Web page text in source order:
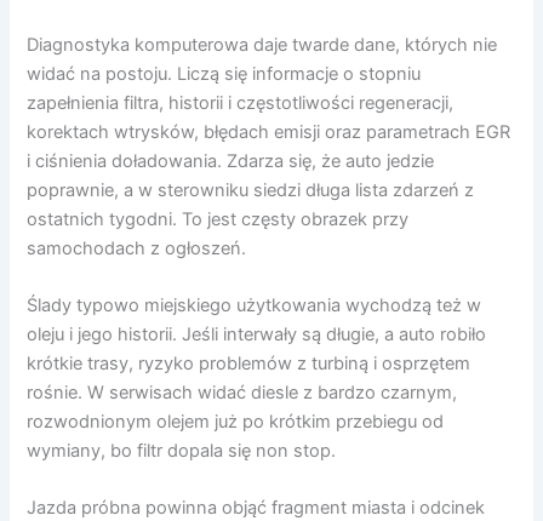
Diagnostyka komputerowa daje twarde dane, których nie
widać na postoju. Liczą się informacje o stopniu
zapełnienia filtra, historii i częstotliwości regeneracji,
korektach wtrysków, błędach emisji oraz parametrach EGR
i ciśnienia doładowania. Zdarza się, że auto jedzie
poprawnie, a w sterowniku siedzi długa lista zdarzeń z
ostatnich tygodni. To jest częsty obrazek przy
samochodach z ogłoszeń.
Ślady typowo miejskiego użytkowania wychodzą też w
oleju i jego historii. Jeśli interwały są długie, a auto robiło
krótkie trasy, ryzyko problemów z turbiną i osprzętem
rośnie. W serwisach widać diesle z bardzo czarnym,
rozwodnionym olejem już po krótkim przebiegu od
wymiany, bo filtr dopala się non stop.
Jazda próbna powinna objąć fragment miasta i odcinek